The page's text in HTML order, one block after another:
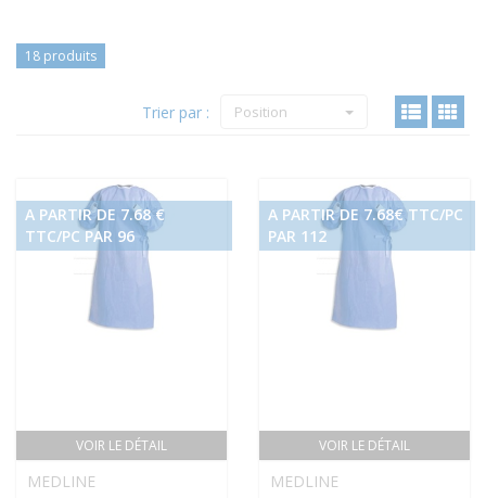
18 produits
Trier par : Position
VOIR LE DÉTAIL
A PARTIR DE 7.68 €
TTC/PC PAR 96
MEDLINE
VOIR LE DÉTAIL
A PARTIR DE 7.68€ TTC/PC
PAR 112
MEDLINE